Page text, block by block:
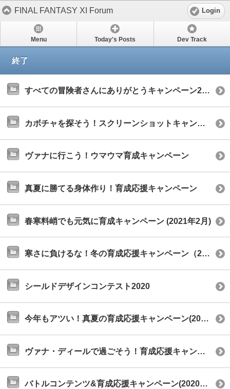
FINAL FANTASY XI Forum Login
Menu Today's Posts Dev Track
終了
すべての冒険者さんにありがとうキャンペーン2022
カボチャを探そう！スクリーンショットキャンペーン
ヴァナに行こう！ウマウマ育成キャンペーン
真夏に勝てる身体作り！育成応援キャンペーン
春寒料峭でも元気に育成キャンペーン (2021年2月)
寒さに負けるな！冬の育成応援キャンペーン（2020年12月）
シールドデザインコンテスト2020
今年もアツい！真夏の育成応援キャンペーン(2020年8月)
ヴァナ・ディールで過ごそう！育成応援キャンペーン
バトルコンテンツ&育成応援キャンペーン(2020年2月)